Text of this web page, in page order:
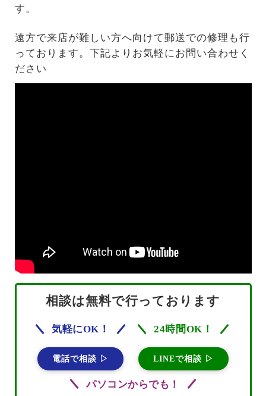
す。
遠方で来店が難しい方へ向けて郵送での修理も行
っております。下記よりお気軽にお問い合わせく
ださい
相談は無料で行っております
気軽にOK！
電話で相談 ▷
24時間OK！
LINEで相談 ▷
パソコンからでも！